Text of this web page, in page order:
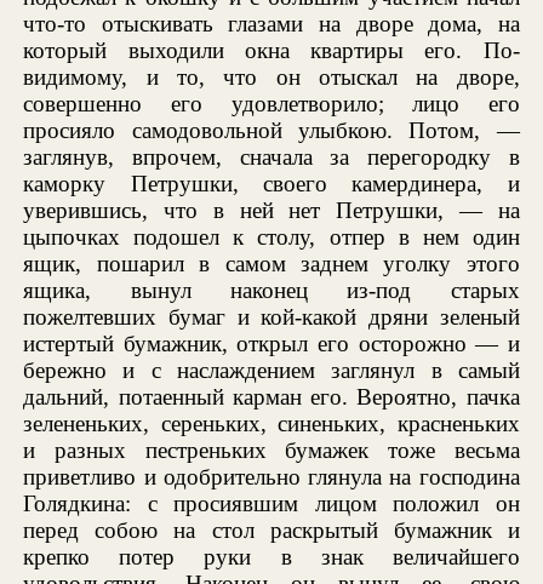
что-то отыскивать глазами на дворе дома, на
который выходили окна квартиры его. По-
видимому, и то, что он отыскал на дворе,
совершенно его удовлетворило; лицо его
просияло самодовольной улыбкою. Потом, —
заглянув, впрочем, сначала за перегородку в
каморку Петрушки, своего камердинера, и
уверившись, что в ней нет Петрушки, — на
цыпочках подошел к столу, отпер в нем один
ящик, пошарил в самом заднем уголку этого
ящика, вынул наконец из-под старых
пожелтевших бумаг и кой-какой дряни зеленый
истертый бумажник, открыл его осторожно — и
бережно и с наслаждением заглянул в самый
дальний, потаенный карман его. Вероятно, пачка
зелененьких, сереньких, синеньких, красненьких
и разных пестреньких бумажек тоже весьма
приветливо и одобрительно глянула на господина
Голядкина: с просиявшим лицом положил он
перед собою на стол раскрытый бумажник и
крепко потер руки в знак величайшего